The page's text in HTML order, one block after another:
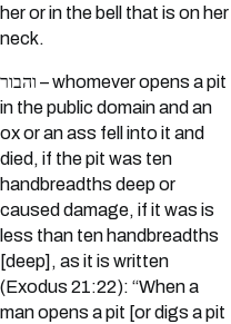
her or in the bell that is on her
neck.
והבור – whomever opens a pit
in the public domain and an
ox or an ass fell into it and
died, if the pit was ten
handbreadths deep or
caused damage, if it was is
less than ten handbreadths
[deep], as it is written
(Exodus 21:22): “When a
man opens a pit [or digs a pit